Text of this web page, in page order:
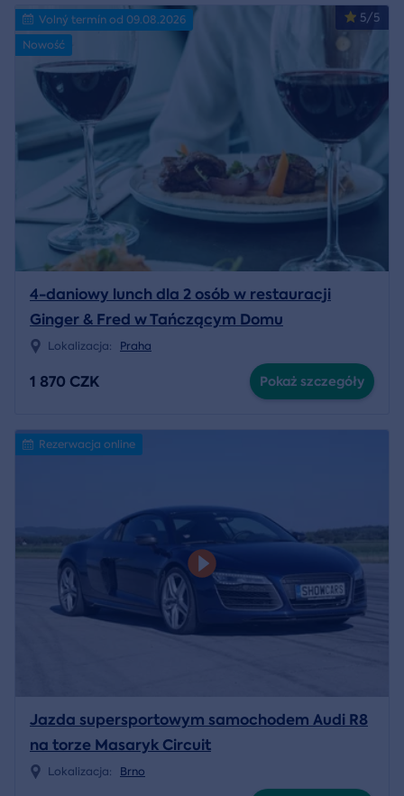
5/5
Volný termín od 09.08.2026
Nowość
4-daniowy lunch dla 2 osób w restauracji
Ginger & Fred w Tańczącym Domu
Lokalizacja: Praha
1 870 CZK Pokaż szczegóły
Rezerwacja online
Jazda supersportowym samochodem Audi R8
na torze Masaryk Circuit
Lokalizacja: Brno